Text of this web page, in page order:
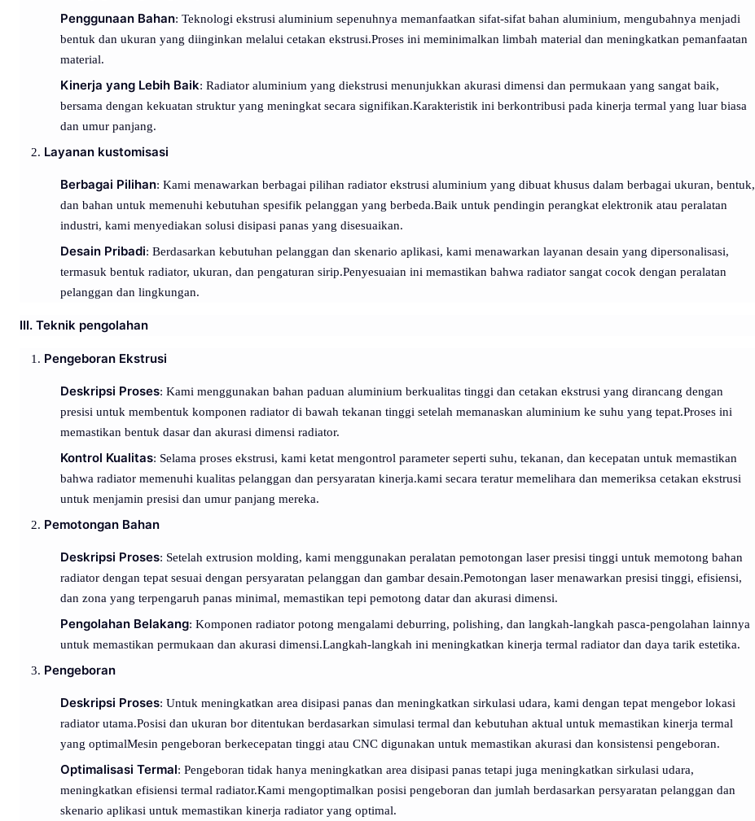
Penggunaan Bahan: Teknologi ekstrusi aluminium sepenuhnya memanfaatkan sifat-sifat bahan aluminium, mengubahnya menjadi
bentuk dan ukuran yang diinginkan melalui cetakan ekstrusi.Proses ini meminimalkan limbah material dan meningkatkan pemanfaatan
material.
Kinerja yang Lebih Baik: Radiator aluminium yang diekstrusi menunjukkan akurasi dimensi dan permukaan yang sangat baik,
bersama dengan kekuatan struktur yang meningkat secara signifikan.Karakteristik ini berkontribusi pada kinerja termal yang luar biasa
dan umur panjang.
Layanan kustomisasi
Berbagai Pilihan: Kami menawarkan berbagai pilihan radiator ekstrusi aluminium yang dibuat khusus dalam berbagai ukuran, bentuk,
dan bahan untuk memenuhi kebutuhan spesifik pelanggan yang berbeda.Baik untuk pendingin perangkat elektronik atau peralatan
industri, kami menyediakan solusi disipasi panas yang disesuaikan.
Desain Pribadi: Berdasarkan kebutuhan pelanggan dan skenario aplikasi, kami menawarkan layanan desain yang dipersonalisasi,
termasuk bentuk radiator, ukuran, dan pengaturan sirip.Penyesuaian ini memastikan bahwa radiator sangat cocok dengan peralatan
pelanggan dan lingkungan.
III. Teknik pengolahan
Pengeboran Ekstrusi
Deskripsi Proses: Kami menggunakan bahan paduan aluminium berkualitas tinggi dan cetakan ekstrusi yang dirancang dengan
presisi untuk membentuk komponen radiator di bawah tekanan tinggi setelah memanaskan aluminium ke suhu yang tepat.Proses ini
memastikan bentuk dasar dan akurasi dimensi radiator.
Kontrol Kualitas: Selama proses ekstrusi, kami ketat mengontrol parameter seperti suhu, tekanan, dan kecepatan untuk memastikan
bahwa radiator memenuhi kualitas pelanggan dan persyaratan kinerja.kami secara teratur memelihara dan memeriksa cetakan ekstrusi
untuk menjamin presisi dan umur panjang mereka.
Pemotongan Bahan
Deskripsi Proses: Setelah extrusion molding, kami menggunakan peralatan pemotongan laser presisi tinggi untuk memotong bahan
radiator dengan tepat sesuai dengan persyaratan pelanggan dan gambar desain.Pemotongan laser menawarkan presisi tinggi, efisiensi,
dan zona yang terpengaruh panas minimal, memastikan tepi pemotong datar dan akurasi dimensi.
Pengolahan Belakang: Komponen radiator potong mengalami deburring, polishing, dan langkah-langkah pasca-pengolahan lainnya
untuk memastikan permukaan dan akurasi dimensi.Langkah-langkah ini meningkatkan kinerja termal radiator dan daya tarik estetika.
Pengeboran
Deskripsi Proses: Untuk meningkatkan area disipasi panas dan meningkatkan sirkulasi udara, kami dengan tepat mengebor lokasi
radiator utama.Posisi dan ukuran bor ditentukan berdasarkan simulasi termal dan kebutuhan aktual untuk memastikan kinerja termal
yang optimalMesin pengeboran berkecepatan tinggi atau CNC digunakan untuk memastikan akurasi dan konsistensi pengeboran.
Optimalisasi Termal: Pengeboran tidak hanya meningkatkan area disipasi panas tetapi juga meningkatkan sirkulasi udara,
meningkatkan efisiensi termal radiator.Kami mengoptimalkan posisi pengeboran dan jumlah berdasarkan persyaratan pelanggan dan
skenario aplikasi untuk memastikan kinerja radiator yang optimal.